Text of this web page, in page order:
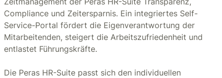
Compliance und Zeitersparnis. Ein integriertes Self-
Service-Portal fördert die Eigenverantwortung der
Mitarbeitenden, steigert die Arbeitszufriedenheit und
entlastet Führungskräfte.
Die Peras HR-Suite passt sich den individuellen